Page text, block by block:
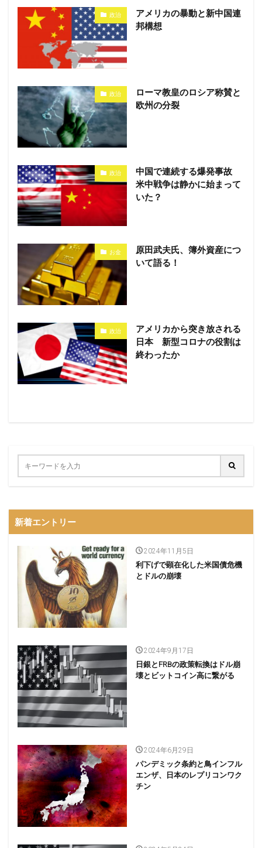
政治
アメリカの暴動と新中国連
邦構想
政治
ローマ教皇のロシア称賛と
欧州の分裂
政治
中国で連続する爆発事故
米中戦争は静かに始まって
いた？
お金
原田武夫氏、簿外資産につ
いて語る！
政治
アメリカから突き放される
日本 新型コロナの役割は
終わったか
新着エントリー
2024年11月5日
利下げで顕在化した米国債危機
とドルの崩壊
2024年9月17日
日銀とFRBの政策転換はドル崩
壊とビットコイン高に繋がる
2024年6月29日
パンデミック条約と鳥インフル
エンザ、日本のレプリコンワク
チン